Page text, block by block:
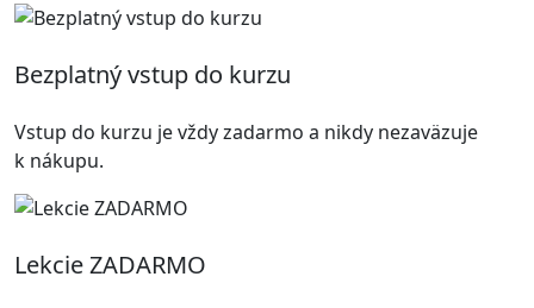
Bezplatný vstup do kurzu
Vstup do kurzu je vždy zadarmo a nikdy nezaväzuje
k nákupu.
Lekcie ZADARMO